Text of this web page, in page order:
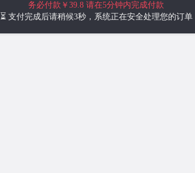
务必付款￥39.8 请在5分钟内完成付款
⏳ 支付完成后请稍候3秒，系统正在安全处理您的订单